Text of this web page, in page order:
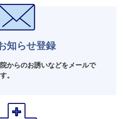
知らせ登録
からのお誘いなどをメールで
。